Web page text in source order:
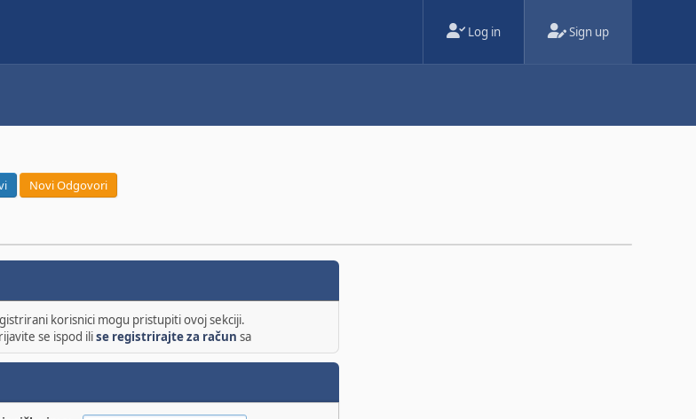
Log in Sign up
Novi Odgovori
korisnici mogu pristupiti ovoj sekciji.
se ispod ilise registrirajte za račun sa